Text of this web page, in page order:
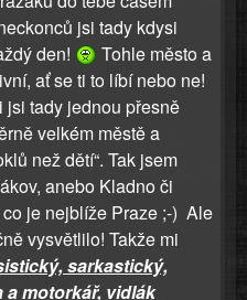
jsi tady kdysi
den!
Tohle město a
ať se ti to líbí nebo ne!
tady jednou přesně
velkém městě a
než dětí“. Tak jsem
anebo Kladno či
je nejblíže Praze ;-) Ale
vysvětlilo! Takže mi
sarkastický,
motorkář, vidlák